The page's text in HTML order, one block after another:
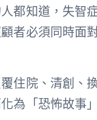
都知道，失智
者必須同時面
住院、清創、
為「恐怖故事